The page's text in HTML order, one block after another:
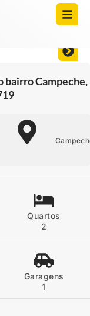
bairro Campeche,
Quartos
2
Garagens
1